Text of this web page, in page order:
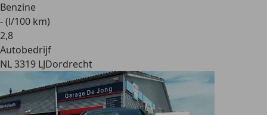
Benzine
- (l/100 km)
2,8
Autobedrijf
NL 3319 LJDordrecht